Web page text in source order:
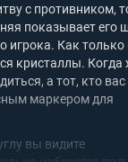
с противником,
показывает его
игрока. Как
кристаллы. Когда
а тот, кто вас
маркером для
вы видите